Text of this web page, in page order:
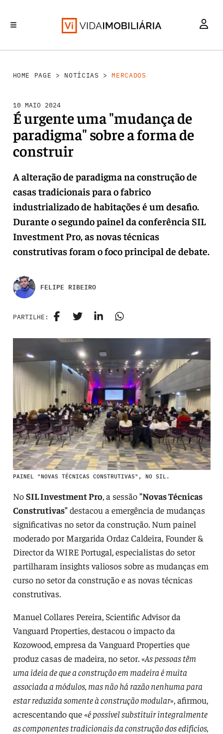
HOME PAGE > NOTÍCIAS >MERCADOS
10 MAIO 2024
É urgente uma "mudança de
paradigma" sobre a forma de
construir
A alteração de paradigma na construção de
casas tradicionais para o fabrico
industrializado de habitações é um desafio.
Durante o segundo painel da conferência SIL
Investment Pro, as novas técnicas
construtivas foram o foco principal de debate.
FELIPE RIBEIRO
PARTILHE:
PAINEL "NOVAS TÉCNICAS CONSTRUTIVAS", NO SIL.
NoSIL Investment Pro, a sessão"Novas Técnicas
Construtivas"destacou a emergência de mudanças
significativas no setor da construção. Num painel
moderado por Margarida Ordaz Caldeira, Founder &
Director da WIRE Portugal, especialistas do setor
partilharam insights valiosos sobre as mudanças em
curso no setor da construção e as novas técnicas
construtivas.
Manuel Collares Pereira, Scientific Advisor da
Vanguard Properties, destacou o impacto da
Kozowood, empresa da Vanguard Properties que
produz casas de madeira, no setor. «As pessoas têm
uma ideia de que a construção em madeira é muita
associada a módulos, mas não há razão nenhuma para
estar reduzida somente à construção modular», afirmou,
acrescentando que «é possível substituir integralmente
as componentes tradicionais da construção dos edifícios,